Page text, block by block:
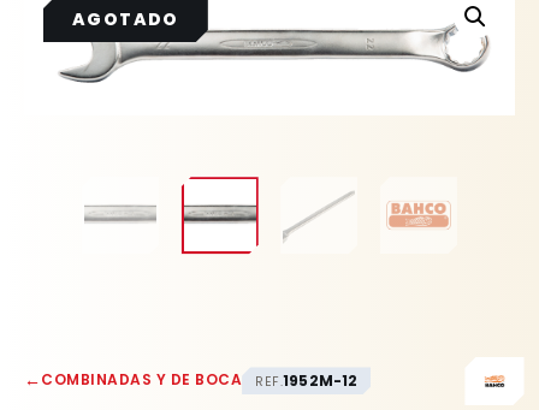
←COMBINADAS Y DE BOCA REF.1952M-12